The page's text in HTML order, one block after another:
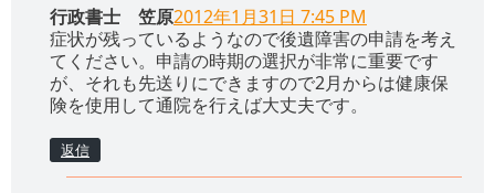
行政書士 笠原2012年1月31日 7:45 PM
症状が残っているようなので後遺障害の申請を考え
てください。申請の時期の選択が非常に重要です
が、それも先送りにできますので2月からは健康保
険を使用して通院を行えば大丈夫です。
返信